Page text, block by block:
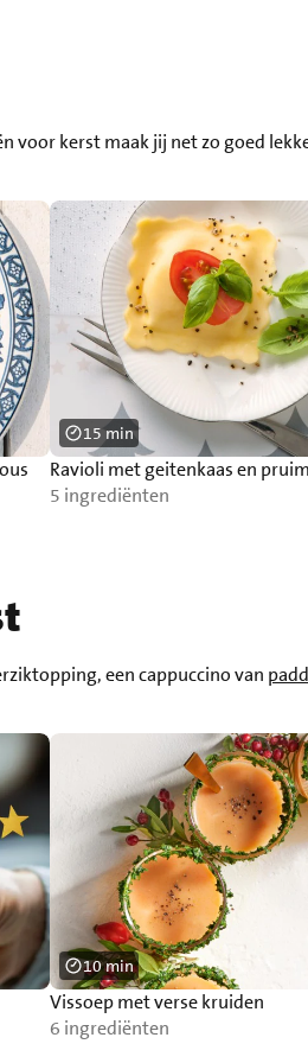
voor kerst maak jij net zo goed
Ravioli met geitenkaas en
5 ingrediënten
15 min
een cappuccino van
Vissoep met verse kruiden
6 ingrediënten
10 min